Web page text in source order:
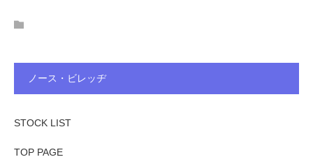
ノース・ビレッヂ
STOCK LIST
TOP PAGE